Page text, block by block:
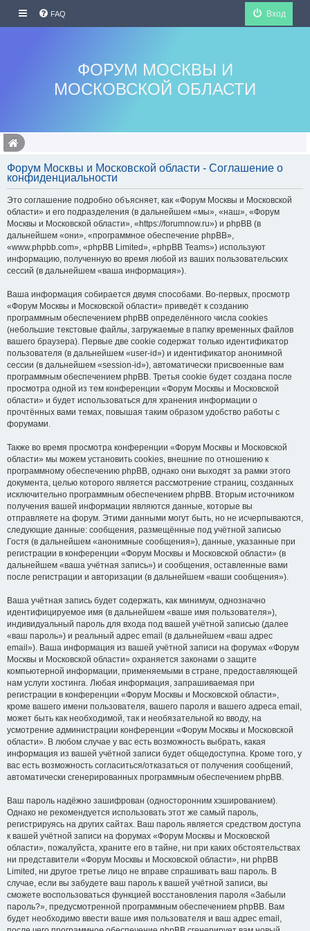
FAQ Вход
ФОРУМ МОСКВЫ И
МОСКОВСКОЙ ОБЛАСТИ
Форум Москвы и Московской области - Соглашение о
конфиденциальности
Это соглашение подробно объясняет, как «Форум Москвы и Московской
области» и его подразделения (в дальнейшем «мы», «наш», «Форум
Москвы и Московской области», «https://forumnow.ru») и phpBB (в
дальнейшем «они», «программное обеспечение phpBB»,
«www.phpbb.com», «phpBB Limited», «phpBB Teams») используют
информацию, полученную во время любой из ваших пользовательских
сессий (в дальнейшем «ваша информация»).
Ваша информация собирается двумя способами. Во-первых, просмотр
«Форум Москвы и Московской области» приведёт к созданию
программным обеспечением phpBB определённого числа cookies
(небольшие текстовые файлы, загружаемые в папку временных файлов
вашего браузера). Первые две cookie содержат только идентификатор
пользователя (в дальнейшем «user-id») и идентификатор анонимной
сессии (в дальнейшем «session-id»), автоматически присвоенные вам
программным обеспечением phpBB. Третья cookie будет создана после
просмотра одной из тем конференции «Форум Москвы и Московской
области» и будет использоваться для хранения информации о
прочтённых вами темах, повышая таким образом удобство работы с
форумами.
Также во время просмотра конференции «Форум Москвы и Московской
области» мы можем установить cookies, внешние по отношению к
программному обеспечению phpBB, однако они выходят за рамки этого
документа, целью которого является рассмотрение страниц, созданных
исключительно программным обеспечением phpBB. Вторым источником
получения вашей информации являются данные, которые вы
отправляете на форум. Этими данными могут быть, но не исчерпываются,
следующие данные: сообщения, размещённые под учётной записью
Гостя (в дальнейшем «анонимные сообщения»), данные, указанные при
регистрации в конференции «Форум Москвы и Московской области» (в
дальнейшем «ваша учётная запись») и сообщения, оставленные вами
после регистрации и авторизации (в дальнейшем «ваши сообщения»).
Ваша учётная запись будет содержать, как минимум, однозначно
идентифицируемое имя (в дальнейшем «ваше имя пользователя»),
индивидуальный пароль для входа под вашей учётной записью (далее
«ваш пароль») и реальный адрес email (в дальнейшем «ваш адрес
email»). Ваша информация из вашей учётной записи на форумах «Форум
Москвы и Московской области» охраняется законами о защите
компьютерной информации, применяемыми в стране, предоставляющей
нам услуги хостинга. Любая информация, запрашиваемая при
регистрации в конференции «Форум Москвы и Московской области»,
кроме вашего имени пользователя, вашего пароля и вашего адреса email,
может быть как необходимой, так и необязательной ко вводу, на
усмотрение администрации конференции «Форум Москвы и Московской
области». В любом случае у вас есть возможность выбрать, какая
информация из вашей учётной записи будет общедоступна. Кроме того, у
вас есть возможность согласиться/отказаться от получения сообщений,
автоматически сгенерированных программным обеспечением phpBB.
Ваш пароль надёжно зашифрован (односторонним хэшированием).
Однако не рекомендуется использовать этот же самый пароль,
регистрируясь на других сайтах. Ваш пароль является средством доступа
к вашей учётной записи на форумах «Форум Москвы и Московской
области», пожалуйста, храните его в тайне, ни при каких обстоятельствах
ни представители «Форум Москвы и Московской области», ни phpBB
Limited, ни другое третье лицо не вправе спрашивать ваш пароль. В
случае, если вы забудете ваш пароль к вашей учётной записи, вы
сможете воспользоваться функцией восстановления пароля «Забыли
пароль?», предусмотренной программным обеспечением phpBB. Вам
будет необходимо ввести ваше имя пользователя и ваш адрес email,